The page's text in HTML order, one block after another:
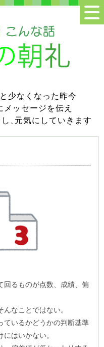
少なくなった昨今
メッセージを伝え
元気にしていきます
回るものが点数、成績、偏
なことではない。
ているかどうかの判断基準
はいかない。